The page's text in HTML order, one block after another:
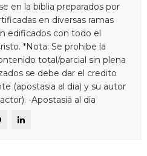
en la biblia preparados por
en diversas ramas
edificados con todo el
*Nota: Se prohibe la
total/parcial sin plena
se debe dar el credito
(apostasia al dia) y su autor
-Apostasia al dia